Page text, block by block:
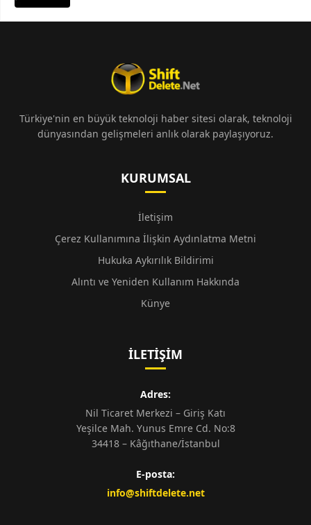
Türkiye'nin en büyük teknoloji haber sitesi olarak, teknoloji
dünyasından gelişmeleri anlık olarak paylaşıyoruz.
KURUMSAL
İletişim
Çerez Kullanımına İlişkin Aydınlatma Metni
Hukuka Aykırılık Bildirimi
Alıntı ve Yeniden Kullanım Hakkında
Künye
İLETIŞIM
Adres:
Nil Ticaret Merkezi – Giriş Katı
Yeşilce Mah. Yunus Emre Cd. No:8
34418 – Kâğıthane/İstanbul
E-posta:
info@shiftdelete.net